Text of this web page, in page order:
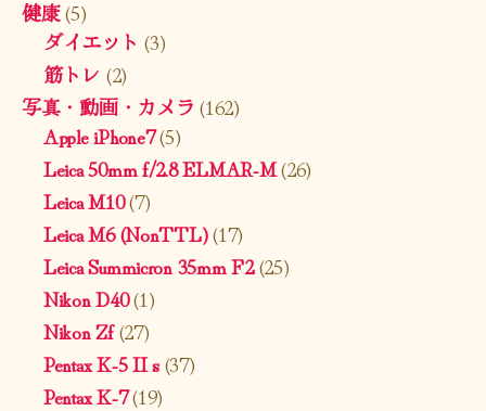
健康(5)
ダイエット (3)
筋トレ (2)
写真・動画・カメラ (162)
Apple iPhone7(5)
Leica 50mm f/2.8 ELMAR-M(26)
Leica M10(7)
Leica M6 (NonTTL)(17)
Leica Summicron 35mm F2(25)
Nikon D40(1)
Nikon Zf(27)
Pentax K-5 II s(37)
Pentax K-7(19)